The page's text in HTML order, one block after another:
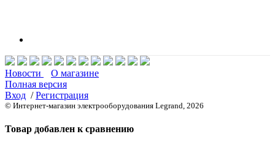
Новости
О магазине
Полная версия
Вход /Регистрация
© Интернет-магазин электрооборудования Legrand, 2026
Товар добавлен к сравнению